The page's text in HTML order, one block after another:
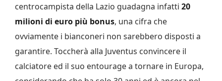
centrocampista della Lazio guadagna infatti 20
milioni di euro più bonus, una cifra che
ovviamente i bianconeri non sarebbero disposti a
garantire. Toccherà alla Juventus convincere il
calciatore ed il suo entourage a tornare in Europa,